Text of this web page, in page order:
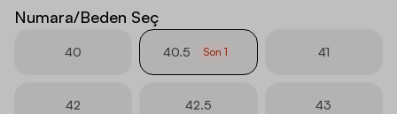
Numara/Beden Seç
40 40.5 Son1 41
42 42.5 43